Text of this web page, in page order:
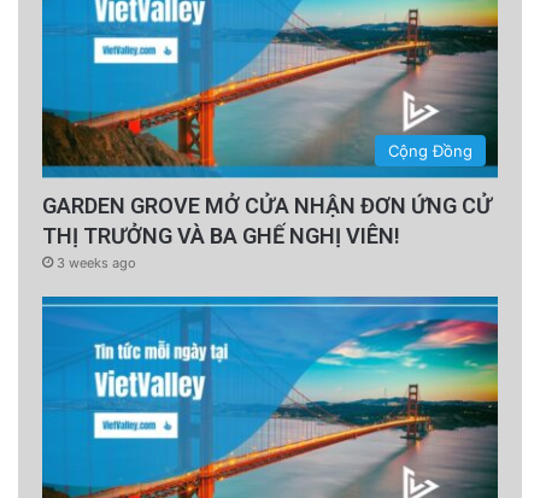
vỡ.
advertisement
Cộng Đồng
GARDEN GROVE MỞ CỬA NHẬN ĐƠN ỨNG CỬ
THỊ TRƯỞNG VÀ BA GHẾ NGHỊ VIÊN!
3 weeks ago